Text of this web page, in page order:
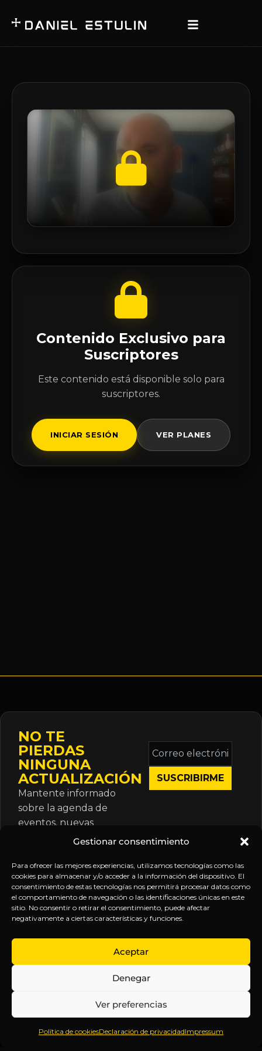
Gestionar consentimiento
Para ofrecer las mejores experiencias, utilizamos tecnologías como las
cookies para almacenar y/o acceder a la información del dispositivo. El
consentimiento de estas tecnologías nos permitirá procesar datos como
el comportamiento de navegación o las identificaciones únicas en este
sitio. No consentir o retirar el consentimiento, puede afectar
negativamente a ciertas características y funciones.
Aceptar
Denegar
Ver preferencias
Política de cookiesDeclaración de privacidadImpressum
Contenido Exclusivo para
Suscriptores
Este contenido está disponible solo para
suscriptores.
INICIAR SESIÓN VER PLANES
NO TE
PIERDAS
NINGUNA
ACTUALIZACIÓN
Mantente informado
sobre la agenda de
eventos, nuevas
publicaciones y
suscripción.
Correo
electrónico
*
Inteligencia
Anticipándonos
EXPLORA
Inicio
Sobre
Contenido
Webinars
LEGAL
Política
de
Términos y
Aviso
SÍGUENOS